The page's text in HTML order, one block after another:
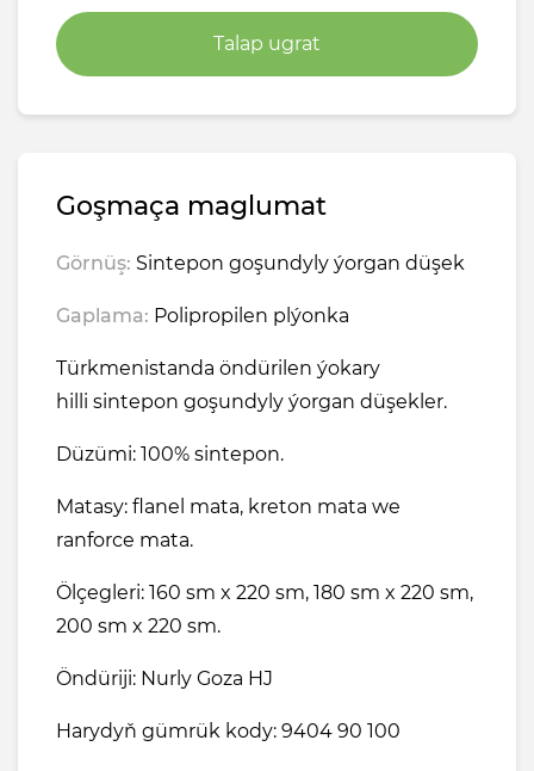
Talap ugrat
Goşmaça maglumat
Görnüş: Sintepon goşundyly ýorgan düşek
Gaplama: Polipropilen plýonka
Türkmenistanda öndürilen ýokary
hilli sintepon goşundyly ýorgan düşekler.
Düzümi: 100% sintepon.
Matasy: flanel mata, kreton mata we
ranforсe mata.
Ölçegleri: 160 sm x 220 sm, 180 sm x 220 sm,
200 sm x 220 sm.
Öndüriji: Nurly Goza HJ
Harydyň gümrük kody: 9404 90 100